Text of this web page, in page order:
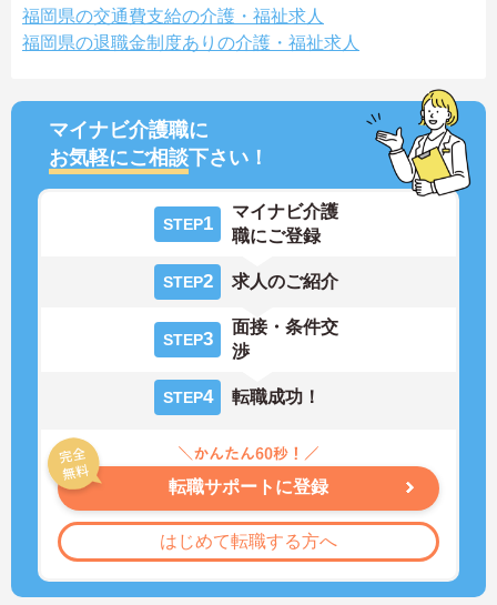
福岡県の交通費支給の介護・福祉求人
福岡県の退職金制度ありの介護・福祉求人
マイナビ介護職に
お気軽にご相談下さい！
STEP1
マイナビ介護
職にご登録
STEP2 求人のご紹介
STEP3
面接・条件交
渉
STEP4 転職成功！
転職サポートに登録
はじめて転職する方へ